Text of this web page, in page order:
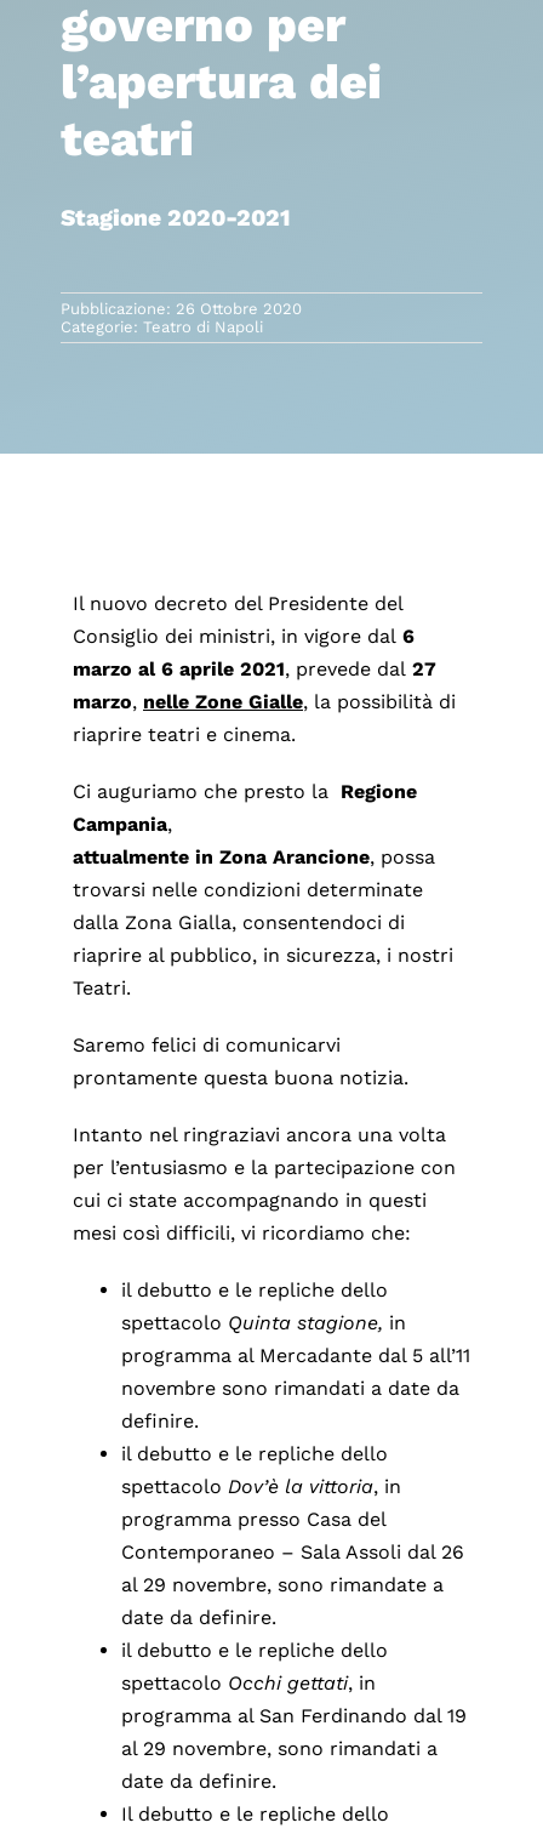
governo per
l’apertura dei
teatri
Stagione 2020-2021
Pubblicazione: 26 Ottobre 2020
Categorie: Teatro di Napoli
Il nuovo decreto del Presidente del
Consiglio dei ministri, in vigore dal 6
marzo al 6 aprile 2021, prevede dal 27
marzo, nelle Zone Gialle, la possibilità di
riaprire teatri e cinema.
Ci auguriamo che presto la Regione
Campania,
attualmente in Zona Arancione, possa
trovarsi nelle condizioni determinate
dalla Zona Gialla, consentendoci di
riaprire al pubblico, in sicurezza, i nostri
Teatri.
Saremo felici di comunicarvi
prontamente questa buona notizia.
Intanto nel ringraziavi ancora una volta
per l’entusiasmo e la partecipazione con
cui ci state accompagnando in questi
mesi così difficili, vi ricordiamo che:
il debutto e le repliche dello
spettacolo Quinta stagione, in
programma al Mercadante dal 5 all’11
novembre sono rimandati a date da
definire.
il debutto e le repliche dello
spettacolo Dov’è la vittoria, in
programma presso Casa del
Contemporaneo – Sala Assoli dal 26
al 29 novembre, sono rimandate a
date da definire.
il debutto e le repliche dello
spettacolo Occhi gettati, in
programma al San Ferdinando dal 19
al 29 novembre, sono rimandati a
date da definire.
Il debutto e le repliche dello